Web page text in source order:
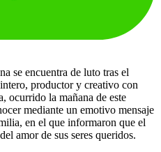
se encuentra de luto tras el
productor y creativo con
ocurrido la mañana de este
mediante un emotivo mensaje
en el que informaron que el
amor de sus seres queridos.